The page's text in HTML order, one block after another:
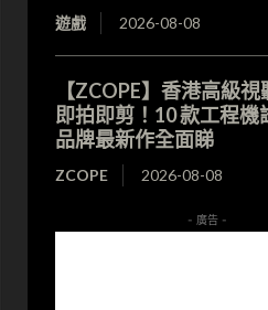
遊戲 2026-08-08
【ZCOPE】香港高級
即拍即剪！10 款工程機
品牌最新作全面睇
ZCOPE 2026-08-08
- 廣告 -